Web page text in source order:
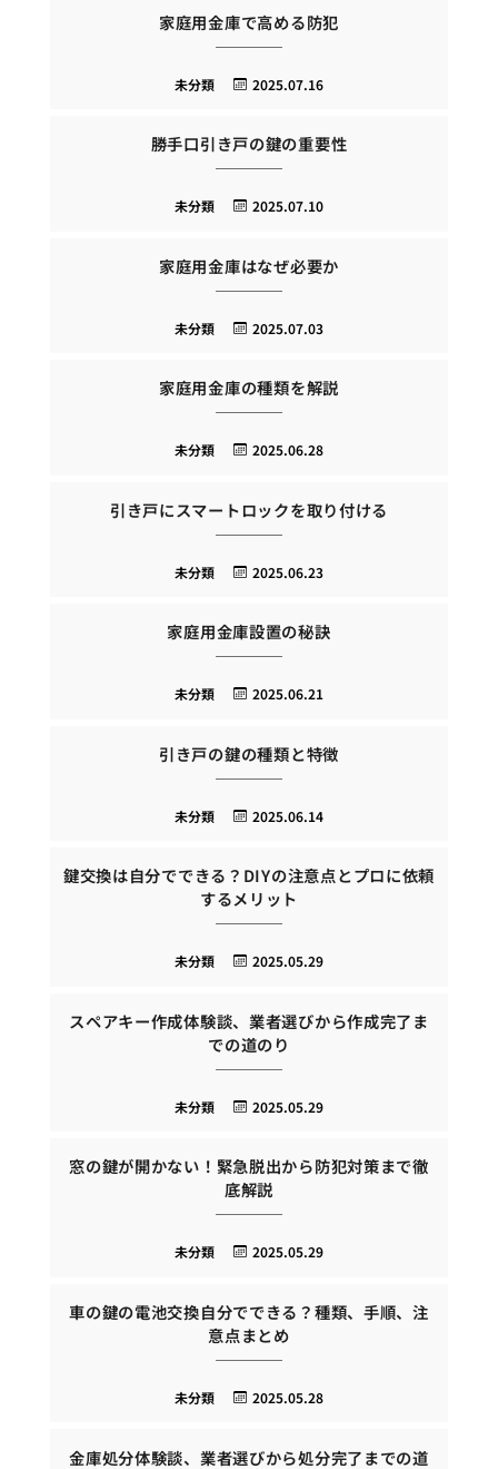
家庭用金庫で高める防犯
2025.07.16
未分類
勝手口引き戸の鍵の重要性
2025.07.10
未分類
家庭用金庫はなぜ必要か
2025.07.03
未分類
家庭用金庫の種類を解説
2025.06.28
未分類
引き戸にスマートロックを取り付ける
2025.06.23
未分類
家庭用金庫設置の秘訣
2025.06.21
未分類
引き戸の鍵の種類と特徴
2025.06.14
未分類
鍵交換は自分でできる？DIYの注意点とプロに依頼
するメリット
2025.05.29
未分類
スペアキー作成体験談、業者選びから作成完了ま
での道のり
2025.05.29
未分類
窓の鍵が開かない！緊急脱出から防犯対策まで徹
底解説
2025.05.29
未分類
車の鍵の電池交換自分でできる？種類、手順、注
意点まとめ
2025.05.28
未分類
金庫処分体験談、業者選びから処分完了までの道